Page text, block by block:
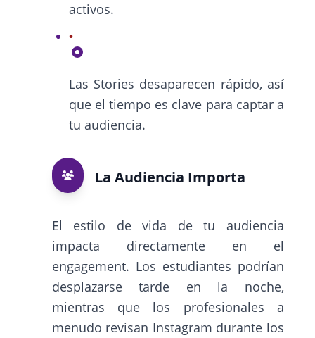
activos.
Las Stories desaparecen rápido, así
que el tiempo es clave para captar a
tu audiencia.
La Audiencia Importa
El estilo de vida de tu audiencia
impacta directamente en el
engagement. Los estudiantes podrían
desplazarse tarde en la noche,
mientras que los profesionales a
menudo revisan Instagram durante los